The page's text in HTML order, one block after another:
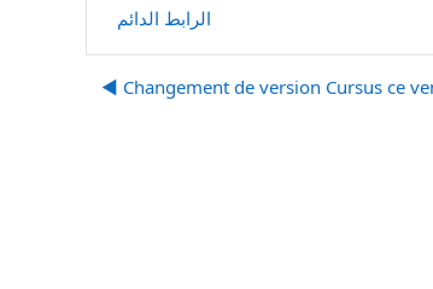
الرابط الدائم
Changement de version Cursus ce